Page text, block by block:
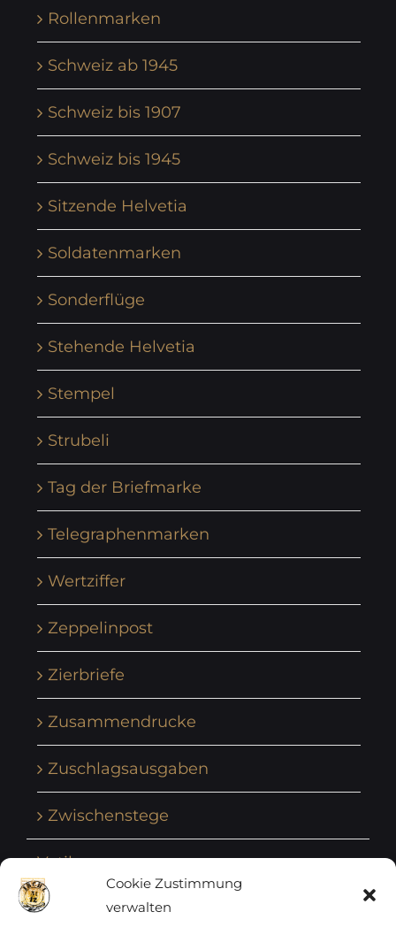
Cookie Zustimmung
verwalten
Rollenmarken
Schweiz ab 1945
Schweiz bis 1907
Schweiz bis 1945
Sitzende Helvetia
Soldatenmarken
Sonderflüge
Stehende Helvetia
Stempel
Strubeli
Tag der Briefmarke
Telegraphenmarken
Wertziffer
Zeppelinpost
Zierbriefe
Zusammendrucke
Zuschlagsausgaben
Zwischenstege
Vatikan
Vereinte Nationen